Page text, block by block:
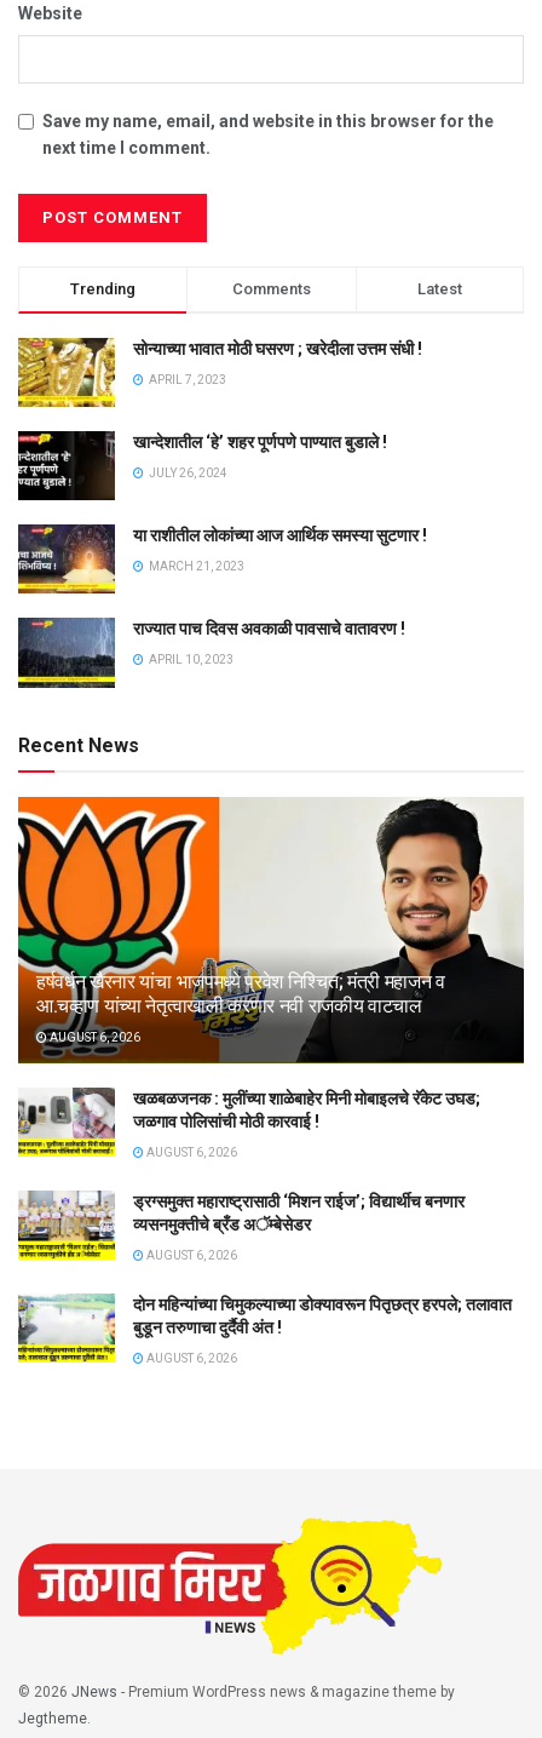
Website
Save my name, email, and website in this browser for the
next time I comment.
Trending Comments Latest
सोन्याच्या भावात मोठी घसरण ; खरेदीला उत्तम संधी !
APRIL 7, 2023
खान्देशातील ‘हे’ शहर पूर्णपणे पाण्यात बुडाले !
JULY 26, 2024
या राशीतील लोकांच्या आज आर्थिक समस्या सुटणार !
MARCH 21, 2023
राज्यात पाच दिवस अवकाळी पावसाचे वातावरण !
APRIL 10, 2023
Recent News
हर्षवर्धन खैरनार यांचा भाजपमध्ये प्रवेश निश्चित; मंत्री महाजन व
आ.चव्हाण यांच्या नेतृत्वाखाली करणार नवी राजकीय वाटचाल
AUGUST 6, 2026
खळबळजनक : मुलींच्या शाळेबाहेर मिनी मोबाइलचे रॅकेट उघड;
जळगाव पोलिसांची मोठी कारवाई !
AUGUST 6, 2026
ड्रग्समुक्त महाराष्ट्रासाठी ‘मिशन राईज’; विद्यार्थीच बनणार
व्यसनमुक्तीचे ब्रँड अॅम्बेसेडर
AUGUST 6, 2026
दोन महिन्यांच्या चिमुकल्याच्या डोक्यावरून पितृछत्र हरपले; तलावात
बुडून तरुणाचा दुर्दैवी अंत !
AUGUST 6, 2026
© 2026 JNews - Premium WordPress news & magazine theme by
Jegtheme